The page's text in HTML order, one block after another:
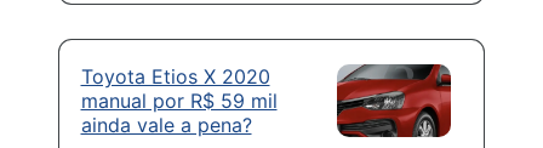
Toyota Etios X 2020
manual por R$ 59 mil
ainda vale a pena?